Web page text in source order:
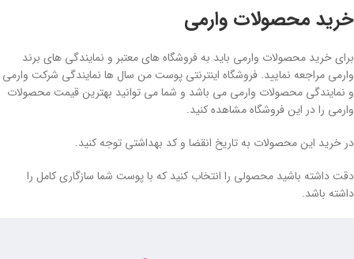
خرید محصولات وارمی
برای خرید محصولات وارمی باید به فروشگاه های معتبر و نمایندگی های برند
وارمی مراجعه نمایید. فروشگاه اینترنتی پوست من سال ها نمایندگی شرکت وارمی
و نمایندگی محصولات وارمی می باشد و شما می توانید بهترین قیمت محصولات
وارمی را در این فروشگاه مشاهده کنید.
در خرید این محصولات به تاریخ انقضا و کد بهداشتی توجه کنید.
دقت داشته باشید محصولی را انتخاب کنید که با پوست شما سازگاری کامل را
داشته باشد.